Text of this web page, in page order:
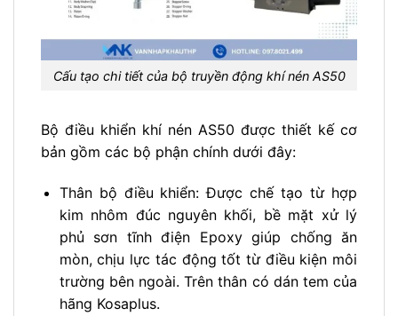
Cấu tạo chi tiết của bộ truyền động khí nén AS50
Bộ điều khiển khí nén AS50 được thiết kế cơ
bản gồm các bộ phận chính dưới đây:
Thân bộ điều khiển:Được chế tạo từ hợp
kim nhôm đúc nguyên khối, bề mặt xử lý
phủ sơn tĩnh điện Epoxy giúp chống ăn
mòn, chịu lực tác động tốt từ điều kiện môi
trường bên ngoài. Trên thân có dán tem của
hãng Kosaplus.